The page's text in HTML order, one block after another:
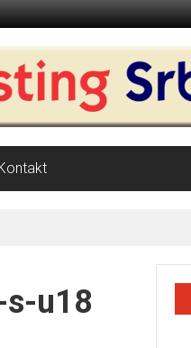
Kontakt
u18